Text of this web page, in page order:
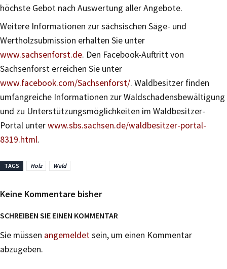
höchste Gebot nach Auswertung aller Angebote.
Weitere Informationen zur sächsischen Säge- und
Wertholzsubmission erhalten Sie unter
www.sachsenforst.de. Den Facebook-Auftritt von
Sachsenforst erreichen Sie unter
www.facebook.com/Sachsenforst/. Waldbesitzer finden
umfangreiche Informationen zur Waldschadensbewältigung
und zu Unterstützungsmöglichkeiten im Waldbesitzer-
Portal unterwww.sbs.sachsen.de/waldbesitzer-portal-
8319.html.
TAGS Holz Wald
Keine Kommentare bisher
SCHREIBEN SIE EINEN KOMMENTAR
Sie müssen angemeldetsein, um einen Kommentar
abzugeben.